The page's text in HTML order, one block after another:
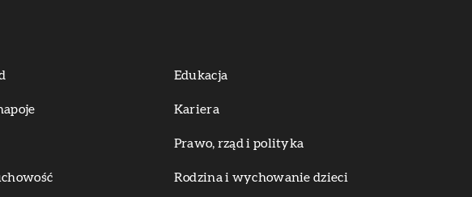
Edukacja
Kariera
Prawo, rząd i polityka
Rodzina i wychowanie dzieci